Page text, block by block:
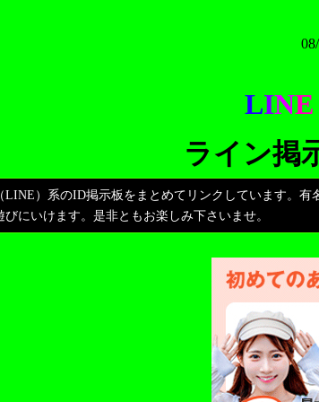
LINE
ライン掲
LINE）系のID掲示板をまとめてリンクしています。
にいけます。是非ともお楽しみ下さいませ。